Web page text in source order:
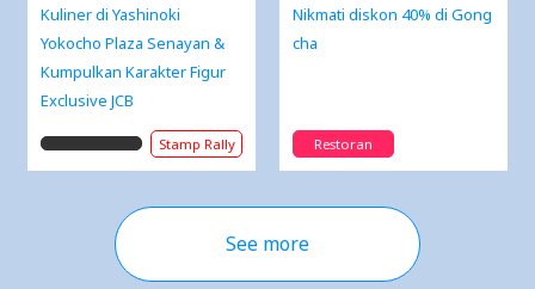
Kuliner di Yashinoki
Yokocho Plaza Senayan &
Kumpulkan Karakter Figur
Exclusive JCB
Stamp Rally
Nikmati diskon 40% di Gong
cha
Restoran
See more